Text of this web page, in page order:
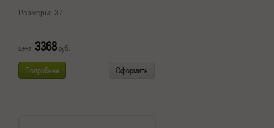
Размеры: 37
цена: 3368 руб.
Подробнее Оформить